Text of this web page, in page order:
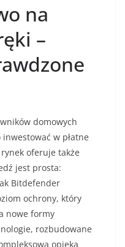
na
–
domowych
w płatne
oferuje także
jest prosta:
Bitdefender
ochrony, który
nowe formy
rozbudowane
opieka